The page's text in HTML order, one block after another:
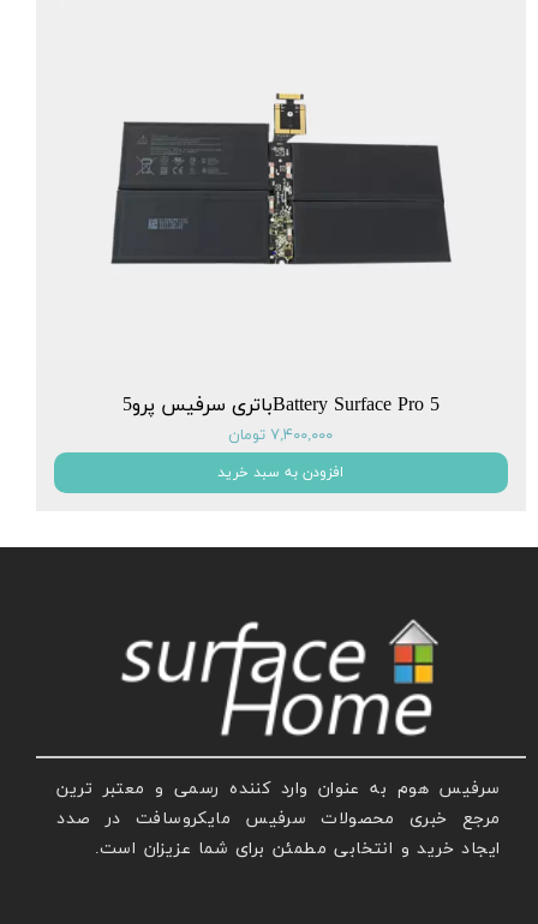
Battery Surface Pro 5باتری سرفیس پرو5
۷,۴۰۰,۰۰۰ تومان
افزودن به سبد خرید
سرفیس هوم به عنوان وارد کننده رسمی و معتبر ترین
مرجع خبری محصولات سرفیس مایکروسافت در صدد
ایجاد خرید و انتخابی مطمئن برای شما عزیزان است.